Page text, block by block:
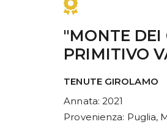
"MONTE DEI
PRIMITIVO
TENUTE GIROLAMO
Annata: 2021
Provenienza: Puglia,